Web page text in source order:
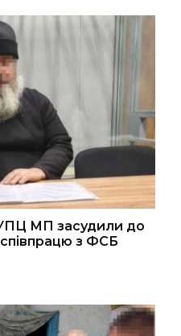
МП засудили до
співпрацю з ФСБ